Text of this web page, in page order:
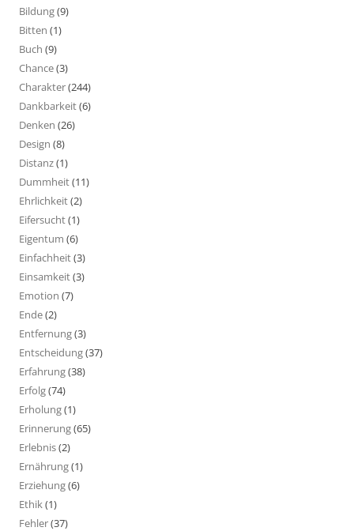
Bildung(9)
Bitten (1)
Buch (9)
Chance(3)
Charakter(244)
Dankbarkeit(6)
Denken (26)
Design (8)
Distanz(1)
Dummheit(11)
Ehrlichkeit(2)
Eifersucht(1)
Eigentum (6)
Einfachheit(3)
Einsamkeit(3)
Emotion (7)
Ende(2)
Entfernung(3)
Entscheidung(37)
Erfahrung(38)
Erfolg(74)
Erholung(1)
Erinnerung(65)
Erlebnis(2)
Ernährung(1)
Erziehung(6)
Ethik(1)
Fehler(37)